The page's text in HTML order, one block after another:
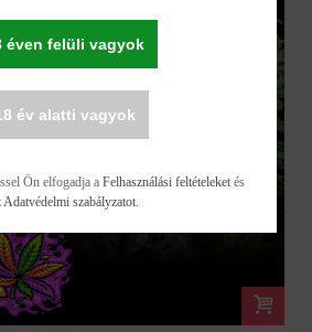
éven felüli vagyok
év alatti vagyok
Ön elfogadja aFelhasználási feltételeket és
Adatvédelmi szabályzatot.